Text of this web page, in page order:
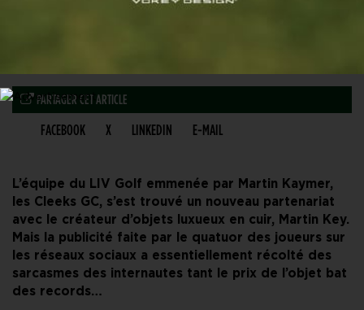
PARTAGER CET ARTICLE
FACEBOOK X LINKEDIN E-MAIL
L’équipe du LIV Golf emmenée par Martin Kaymer,
les Cleeks GC, s’est trouvé un nouveau partenariat
avec le créateur d’objets luxueux en cuir, Martin Key.
Mais la publicité faite par le quatuor des joueurs sur
les réseaux sociaux a essentiellement récolté des
sarcasmes des internautes tant le prix de l’objet bat
des records…